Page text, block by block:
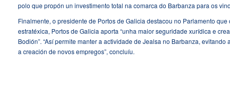
polo que propón un investimento total na comarca do Barbanza para os
Finalmente, o presidente de Portos de Galicia destacou no Parlamento
estratéxica, Portos de Galicia aporta “unha maior seguridade xurídica e
Bodión”. “Así permite manter a actividade de Jealsa no Barbanza,
a creación de novos empregos”, concluíu.